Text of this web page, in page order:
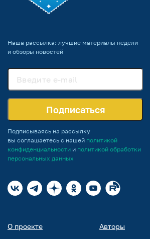
Наша рассылка: лучшие материалы недели
и обзоры новостей
Подписаться
Подписываясь на рассылку
вы соглашаетесь с нашей политикой
конфиденциальности и политикой обработки
персональных данных
О проекте Авторы